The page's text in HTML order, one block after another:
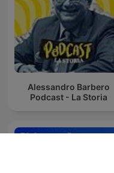
Alessandro Barbero
Podcast - La Storia